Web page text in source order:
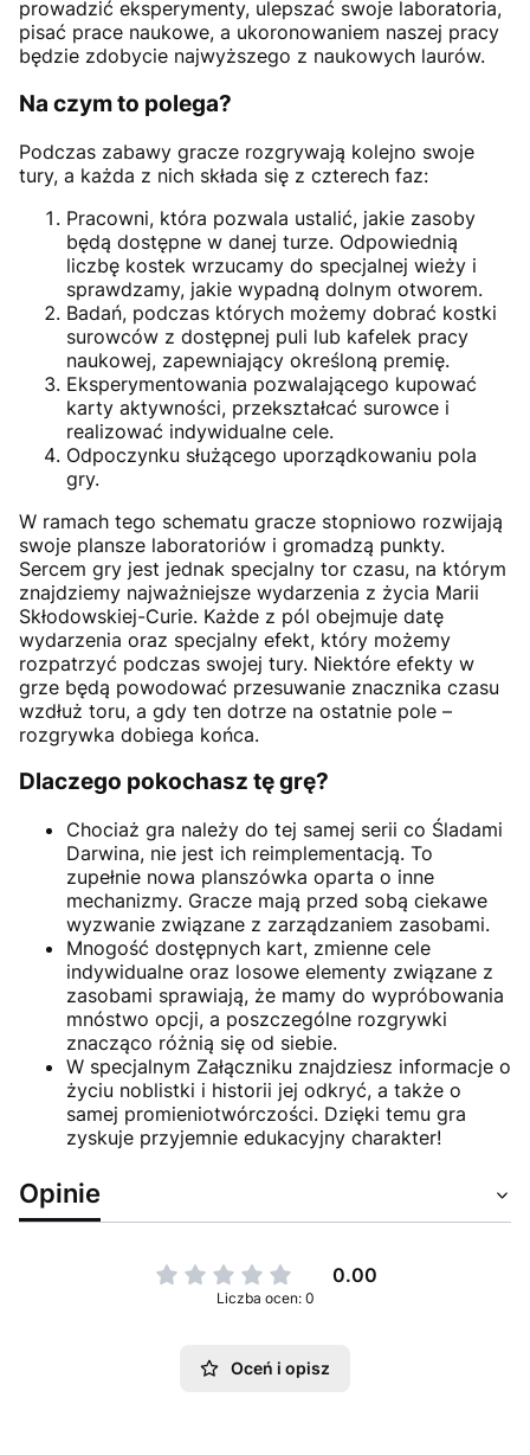
prowadzić eksperymenty, ulepszać swoje laboratoria,
pisać prace naukowe, a ukoronowaniem naszej pracy
będzie zdobycie najwyższego z naukowych laurów.
Na czym to polega?
Podczas zabawy gracze rozgrywają kolejno swoje
tury, a każda z nich składa się z czterech faz:
Pracowni, która pozwala ustalić, jakie zasoby
będą dostępne w danej turze. Odpowiednią
liczbę kostek wrzucamy do specjalnej wieży i
sprawdzamy, jakie wypadną dolnym otworem.
Badań, podczas których możemy dobrać kostki
surowców z dostępnej puli lub kafelek pracy
naukowej, zapewniający określoną premię.
Eksperymentowania pozwalającego kupować
karty aktywności, przekształcać surowce i
realizować indywidualne cele.
Odpoczynku służącego uporządkowaniu pola
gry.
W ramach tego schematu gracze stopniowo rozwijają
swoje plansze laboratoriów i gromadzą punkty.
Sercem gry jest jednak specjalny tor czasu, na którym
znajdziemy najważniejsze wydarzenia z życia Marii
Skłodowskiej-Curie. Każde z pól obejmuje datę
wydarzenia oraz specjalny efekt, który możemy
rozpatrzyć podczas swojej tury. Niektóre efekty w
grze będą powodować przesuwanie znacznika czasu
wzdłuż toru, a gdy ten dotrze na ostatnie pole –
rozgrywka dobiega końca.
Dlaczego pokochasz tę grę?
Chociaż gra należy do tej samej serii co Śladami
Darwina, nie jest ich reimplementacją. To
zupełnie nowa planszówka oparta o inne
mechanizmy. Gracze mają przed sobą ciekawe
wyzwanie związane z zarządzaniem zasobami.
Mnogość dostępnych kart, zmienne cele
indywidualne oraz losowe elementy związane z
zasobami sprawiają, że mamy do wypróbowania
mnóstwo opcji, a poszczególne rozgrywki
znacząco różnią się od siebie.
W specjalnym Załączniku znajdziesz informacje o
życiu noblistki i historii jej odkryć, a także o
samej promieniotwórczości. Dzięki temu gra
zyskuje przyjemnie edukacyjny charakter!
Opinie
0.00
Liczba ocen: 0
Oceń i opisz